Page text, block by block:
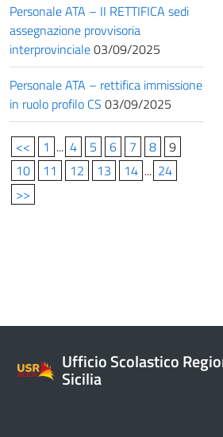
Personale ATA – II RETTIFICA sedi
assegnazione provvisoria
interprovinciale03/09/2025
Personale ATA – rettifica immissione
in ruolo profilo CS 03/09/2025
<< 1 ... 4 5 6 7 8
9
10
11 12 13 14 ... 24
>>
Ufficio Scolastico
Sicilia